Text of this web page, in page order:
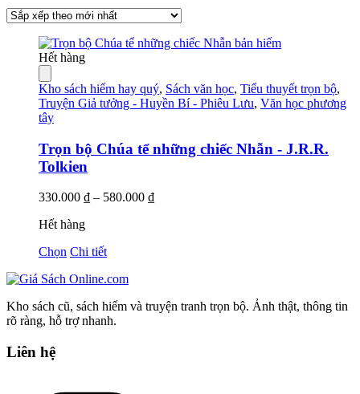
Hết hàng
Kho sách hiếm hay quý, Sách văn học, Tiểu thuyết trọn bộ,
Truyện Giả tưởng - Huyền Bí - Phiêu Lưu, Văn học phương
tây
Trọn bộ Chúa tể những chiếc Nhẫn - J.R.R.
Tolkien
330.000 ₫ – 580.000 ₫Khoảng
Hết hàng
Chọn Sản
này
nhiều
biến
Chi tiết
Kho sách cũ, sách hiếm và truyện tranh trọn bộ. Ảnh thật, thông tin
rõ ràng, hỗ trợ nhanh.
Liên hệ